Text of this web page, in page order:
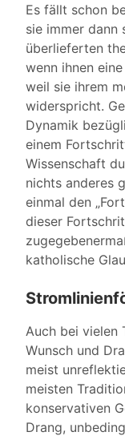
Es fällt schon
sie immer dann
überlieferten
wenn ihnen
weil sie ihrem
widerspricht.
Dynamik
einem
Wissenschaft
nichts anderes
einmal den
dieser
katholische
Auch bei vielen
Wunsch und
meist
meisten
konservativen
Drang,